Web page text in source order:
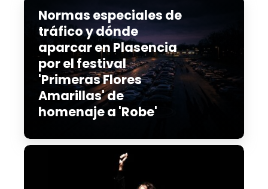
Normas especiales de
tráfico y dónde
aparcar en Plasencia
por el festival
'Primeras Flores
Amarillas' de
homenaje a 'Robe'